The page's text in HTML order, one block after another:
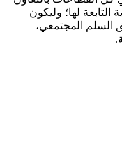
لها؛ وليكون
السلم المجتمعي،